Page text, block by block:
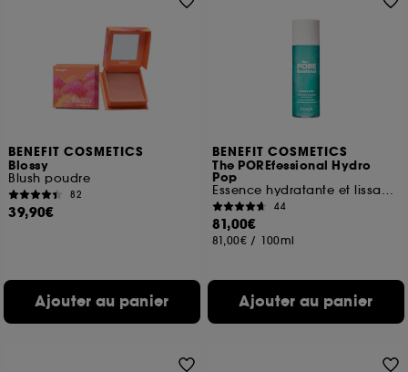
BENEFIT COSMETICS
Blossy
Blush poudre
82
39,90€
Ajouter au panier
BENEFIT COSMETICS
The POREfessional Hydro
Pop
Essence hydratante et lissante pour les pores
44
81,00€
81,00€ / 100ml
Ajouter au panier